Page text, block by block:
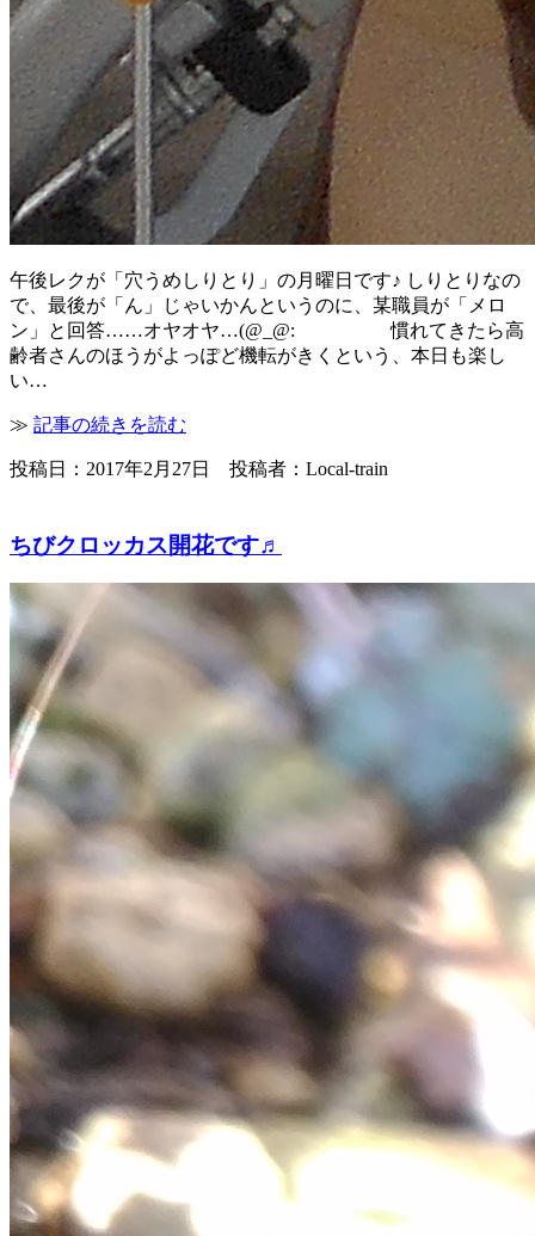
午後レクが「穴うめしりとり」の月曜日です♪ しりとりなの
で、最後が「ん」じゃいかんというのに、某職員が「メロ
ン」と回答……オヤオヤ…(@_@: 慣れてきたら高
齢者さんのほうがよっぽど機転がきくという、本日も楽し
い…
≫ 記事の続きを読む
投稿日：2017年2月27日 投稿者：Local-train
ちびクロッカス開花です♬